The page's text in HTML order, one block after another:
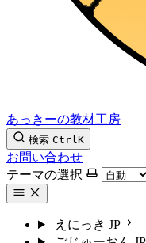
あっきーの教材工房
検索 CtrlK
お問い合わせ
テーマの選択
えにっき JP